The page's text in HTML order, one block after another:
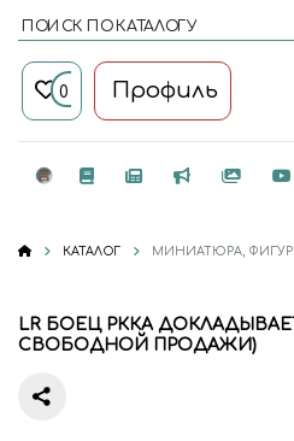
ПОИСК ПО КАТАЛОГУ
0 Профиль
КАТАЛОГ МИНИАТЮРА,
LR БОЕЦ РККА
СВОБОДНОЙ ПРОДАЖИ)